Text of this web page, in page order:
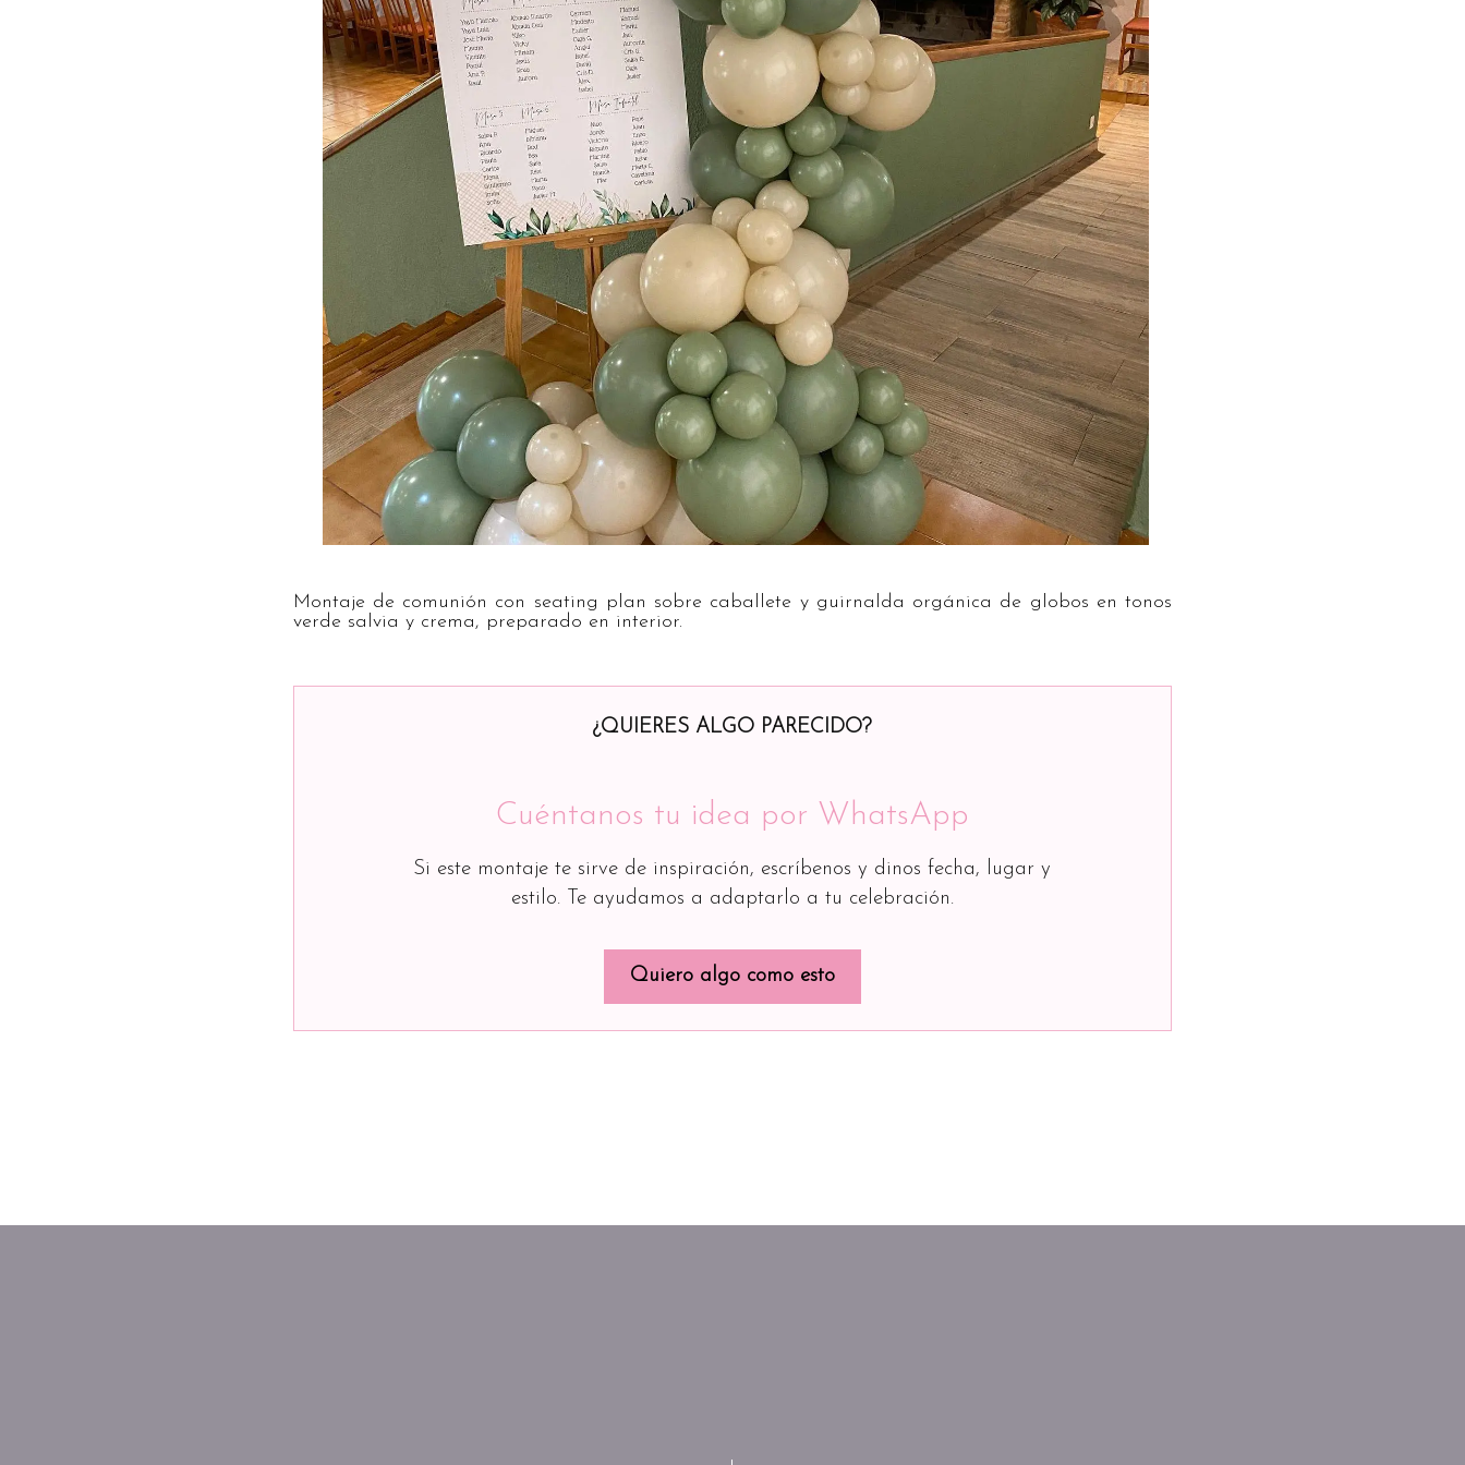
Montaje de comunión con seating plan sobre caballete y guirnalda orgánica de globos en tonos
verde salvia y crema, preparado en interior.
¿QUIERES ALGO PARECIDO?
Cuéntanos tu idea por WhatsApp
Si este montaje te sirve de inspiración, escríbenos y dinos fecha, lugar y
estilo. Te ayudamos a adaptarlo a tu celebración.
Quiero algo como esto